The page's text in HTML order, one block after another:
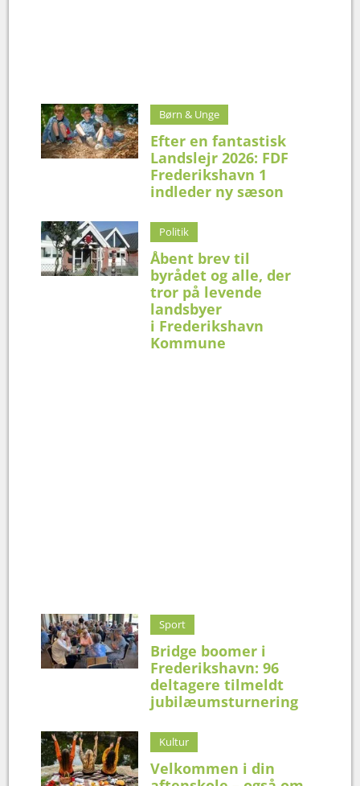
Børn & Unge
Efter en fantastisk
Landslejr 2026: FDF
Frederikshavn 1
indleder ny sæson
Politik
Åbent brev til
byrådet og alle, der
tror på levende
landsbyer
i Frederikshavn
Kommune
Sport
Bridge boomer i
Frederikshavn: 96
deltagere tilmeldt
jubilæumsturnering
Kultur
Velkommen i din